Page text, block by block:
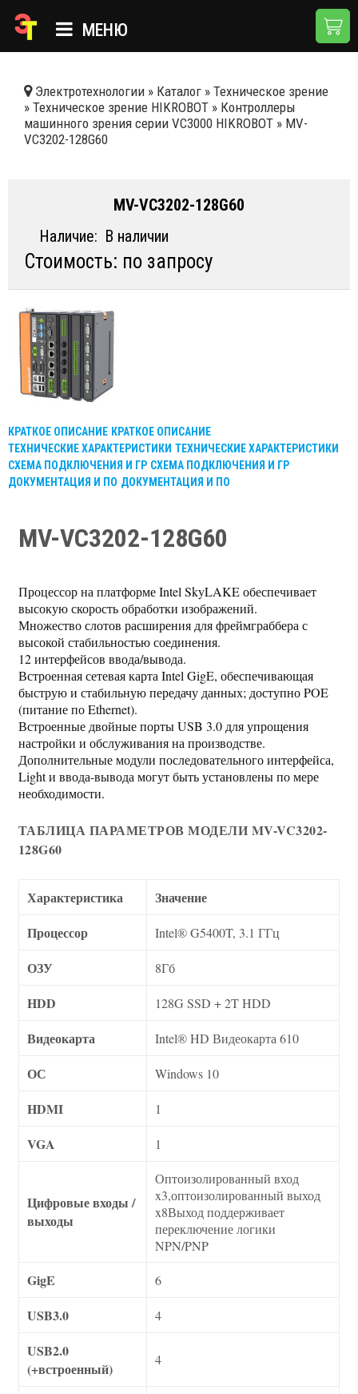
МЕНЮ
КАТАЛОГ
О КОМПАНИИ
ДОСТАВКА И ОПЛАТА
Электротехнологии » Каталог » Техническое зрение
» Техническое зрение HIKROBOT » Контроллеры
машинного зрения серии VC3000 HIKROBOT » MV-
VC3202-128G60
MV-VC3202-128G60
Наличие: В наличии
Стоимость: по запросу
КРАТКОЕ ОПИСАНИЕ КРАТКОЕ ОПИСАНИЕ
ТЕХНИЧЕСКИЕ ХАРАКТЕРИСТИКИ ТЕХНИЧЕСКИЕ ХАРАКТЕРИСТИКИ
СХЕМА ПОДКЛЮЧЕНИЯ И ГР СХЕМА ПОДКЛЮЧЕНИЯ И ГР
ДОКУМЕНТАЦИЯ И ПО ДОКУМЕНТАЦИЯ И ПО
MV-VC3202-128G60
Процессор на платформе Intel SkyLAKE обеспечивает
высокую скорость обработки изображений.
Множество слотов расширения для фреймграббера с
высокой стабильностью соединения.
12 интерфейсов ввода/вывода.
Встроенная сетевая карта Intel GigE, обеспечивающая
быструю и стабильную передачу данных; доступно POE
(питание по Ethernet).
Встроенные двойные порты USB 3.0 для упрощения
настройки и обслуживания на производстве.
Дополнительные модули последовательного интерфейса,
Light и ввода-вывода могут быть установлены по мере
необходимости.
ТАБЛИЦА ПАРАМЕТРОВ МОДЕЛИ MV-VC3202-
128G60
Характеристика
Значение
Процессор
Intel® G5400T, 3.1 ГГц
ОЗУ 8Гб
HDD 128G SSD + 2T HDD
Видеокарта Intel® HD Видеокарта 610
ОС Windows 10
HDMI 1
VGA 1
Цифровые входы /
выходы
Оптоизолированный вход
x3,оптоизолированный выход
x8Выход поддерживает
переключение логики
NPN/PNP
GigE 6
USB3.0 4
USB2.0
(+встроенный)
4